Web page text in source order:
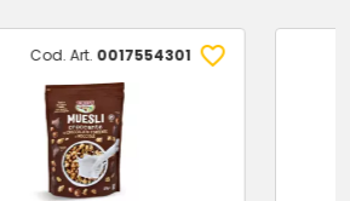
Cod. Art. 0017554301